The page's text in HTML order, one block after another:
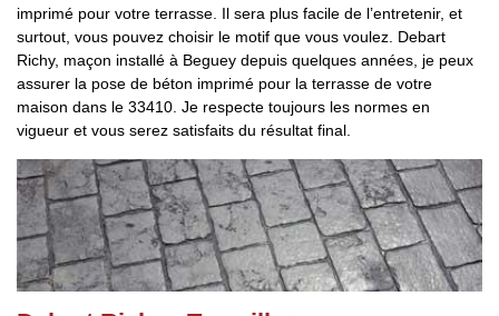
imprimé pour votre terrasse. Il sera plus facile de l’entretenir, et
surtout, vous pouvez choisir le motif que vous voulez. Debart
Richy, maçon installé à Beguey depuis quelques années, je peux
assurer la pose de béton imprimé pour la terrasse de votre
maison dans le 33410. Je respecte toujours les normes en
vigueur et vous serez satisfaits du résultat final.